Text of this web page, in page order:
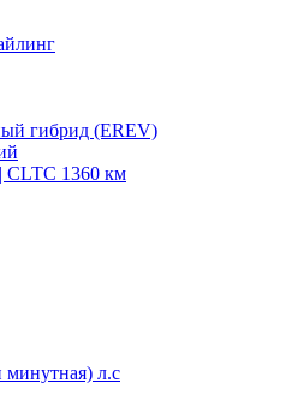
гибрид (EREV)
CLTC 1360 км
минутная) л.с